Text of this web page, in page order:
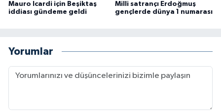
Mauro Icardi için Beşiktaş
iddiası gündeme geldi
Milli satrançı Erdoğmuş
gençlerde dünya 1 numarası
Yorumlar